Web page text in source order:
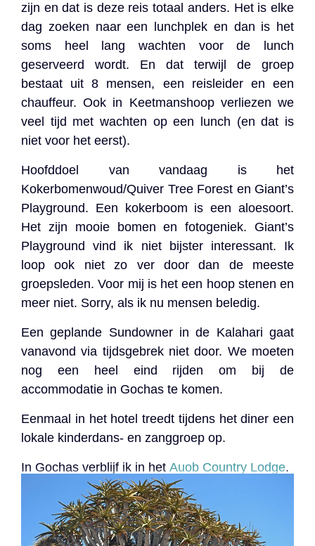
zijn en dat is deze reis totaal anders. Het is elke
dag zoeken naar een lunchplek en dan is het
soms heel lang wachten voor de lunch
geserveerd wordt. En dat terwijl de groep
bestaat uit 8 mensen, een reisleider en een
chauffeur. Ook in Keetmanshoop verliezen we
veel tijd met wachten op een lunch (en dat is
niet voor het eerst).
Hoofddoel van vandaag is het
Kokerbomenwoud/Quiver Tree Forest en Giant’s
Playground. Een kokerboom is een aloesoort.
Het zijn mooie bomen en fotogeniek. Giant’s
Playground vind ik niet bijster interessant. Ik
loop ook niet zo ver door dan de meeste
groepsleden. Voor mij is het een hoop stenen en
meer niet. Sorry, als ik nu mensen beledig.
Een geplande Sundowner in de Kalahari gaat
vanavond via tijdsgebrek niet door. We moeten
nog een heel eind rijden om bij de
accommodatie in Gochas te komen.
Eenmaal in het hotel treedt tijdens het diner een
lokale kinderdans- en zanggroep op.
In Gochas verblijf ik in het Auob Country Lodge.